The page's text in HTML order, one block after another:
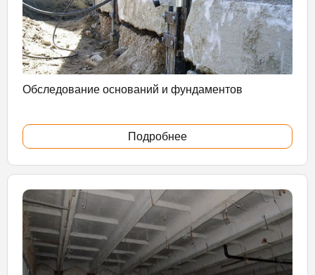
Обследование оснований и фундаментов
Подробнее